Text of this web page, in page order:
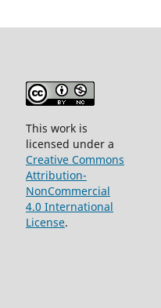
This work is
licensed under a
Creative Commons
Attribution-
NonCommercial
4.0 International
License.